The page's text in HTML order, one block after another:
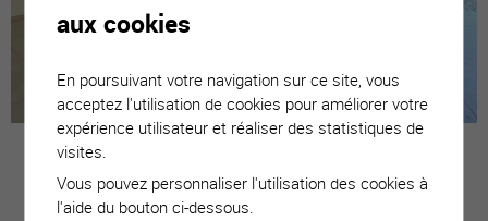
Estimez votre
aux cookies
En poursuivant votre navigation sur ce site, vous
acceptez l'utilisation de cookies pour améliorer votre
expérience utilisateur et réaliser des statistiques de
visites.
Vous pouvez personnaliser l'utilisation des cookies à
l'aide du bouton ci-dessous.